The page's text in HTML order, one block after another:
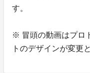
す。
※ 冒頭の動画はプロ
トのデザインが変更